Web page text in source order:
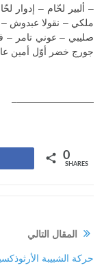
– ألبير لحّام – إدوار
ملكي – نقولا عبدوش
صليبي – عوني تامر –
جورج خضر أوّل أمين
————————–
0
SHARES
المقال التالي
حركة الشبيبة